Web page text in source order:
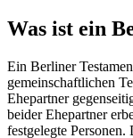
Was ist ein
Ein Berliner
gemeinschaftlichen
Ehepartner
beider Ehepartner
festgelegte